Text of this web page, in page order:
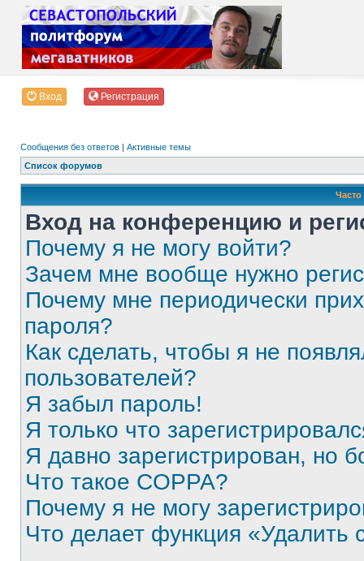
Вход Регистрация
Сообщения без ответов | Активные темы
Список форумов
Вход на конференцию и
Почему я не могу войти?
Зачем мне вообще нужно
Почему мне периодически
пароля?
Как сделать, чтобы я не
пользователей?
Я забыл пароль!
Я только что
Я давно зарегистрирован, но
Что такое COPPA?
Почему я не могу
Что делает функция «Удалить